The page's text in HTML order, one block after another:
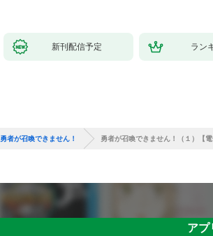
新刊配信予定 ラン
勇者が召喚できません！ 勇者が召喚できません！（１）【
アプ